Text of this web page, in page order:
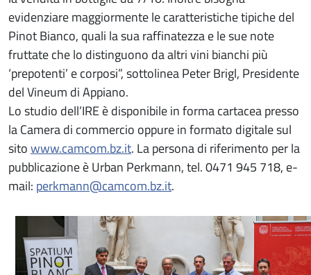
evidenziare maggiormente le caratteristiche tipiche del
Pinot Bianco, quali la sua raffinatezza e le sue note
fruttate che lo distinguono da altri vini bianchi più
‘prepotenti’ e corposi”, sottolinea Peter Brigl, Presidente
del Vineum di Appiano.
Lo studio dell’IRE è disponibile in forma cartacea presso
la Camera di commercio oppure in formato digitale sul
sitowww.camcom.bz.it. La persona di riferimento per la
pubblicazione è Urban Perkmann, tel. 0471 945 718, e-
mail: perkmann@camcom.bz.it.